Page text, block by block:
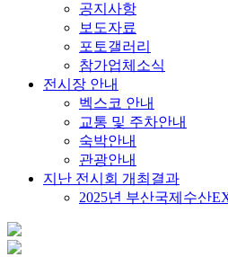
공지사항
보도자료
포토갤러리
참가업체소식
전시장 안내
벡스코 안내
교통 및 주차안내
숙박안내
관광안내
지난 전시회 개최결과
2025년 부산국제수산